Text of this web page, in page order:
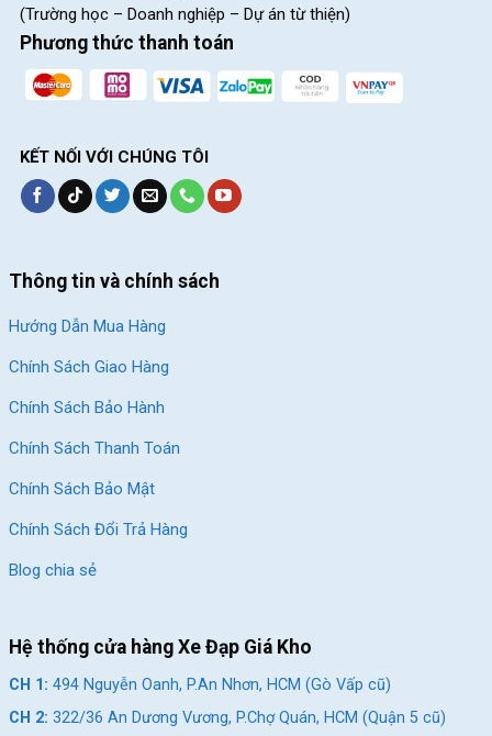
Lốp xe CST kích cỡ 16×1 3/8
Kết Luận
Xe Đạp Gấp Ruhm 20 Inch, với khả năng gấp gọn, cơ chế khóa
chuyển. Hãy đến ngay Hệ thống cửa hàng
gấp này nhé!
Xem Thêm: Một Số Mẫu Xe Đạp Đua Từ 15
Triệu Chất Lượng
Giảm 19%
Xe Đạp Đua Sava EX8 PRO
105
17.500.000 ₫
21.500.000₫
Xe Đạp Đua Sava EX8 SL –
105
21.600.000
27.900.000₫
(Trường học – Doanh nghiệp – Dự án từ thiện)
Phương thức thanh toán
KẾT NỐI VỚI CHÚNG TÔI
Thông tin và chính sách
Hướng Dẫn Mua Hàng
Chính Sách Giao Hàng
Chính Sách Bảo Hành
Chính Sách Thanh Toán
Chính Sách Bảo Mật
Chính Sách Đổi Trả Hàng
Blog chia sẻ
Hệ thống cửa hàng Xe Đạp Giá Kho
CH 1: 494 Nguyễn Oanh, P.An Nhơn, HCM (Gò Vấp cũ)
CH 2: 322/36 An Dương Vương, P.Chợ Quán, HCM (Quận 5 cũ)